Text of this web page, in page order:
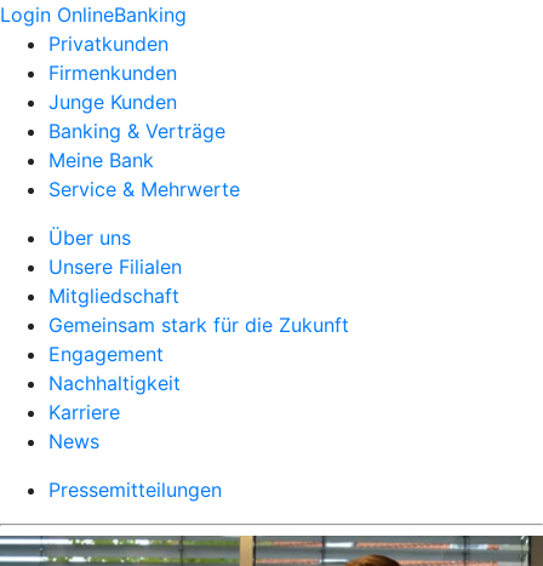
Login OnlineBanking
Privatkunden
Firmenkunden
Junge Kunden
Banking & Verträge
Meine Bank
Service & Mehrwerte
Über uns
Unsere Filialen
Mitgliedschaft
Gemeinsam stark für die Zukunft
Engagement
Nachhaltigkeit
Karriere
News
Pressemitteilungen